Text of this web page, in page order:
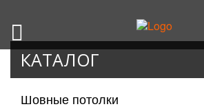
КАТАЛОГ
Шовные потолки